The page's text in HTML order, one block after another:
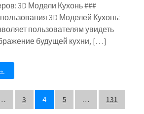
3D Модели Кухонь ###
3D Моделей Кухонь:
пользователям увидеть
будущей кухни, […]
3 4 5 …
131